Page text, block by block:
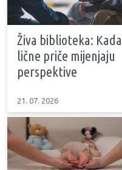
Živa biblioteka: Kada
lične priče mijenjaju
perspektive
21. 07. 2026